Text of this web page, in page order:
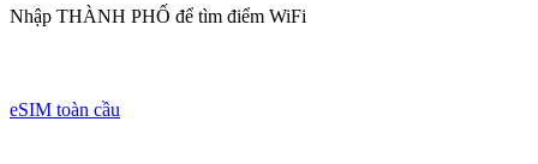
Nhập THÀNH PHỐ để tìm điểm WiFi
eSIM toàn cầu